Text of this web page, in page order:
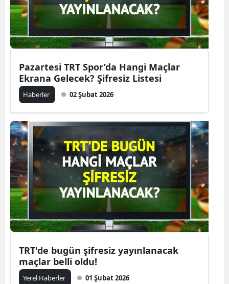
Pazartesi TRT Spor’da Hangi Maçlar
Ekrana Gelecek? Şifresiz Listesi
Haberler 02 Şubat 2026
TRT'de bugün şifresiz yayınlanacak
maçlar belli oldu!
Yerel Haberler 01 Şubat 2026